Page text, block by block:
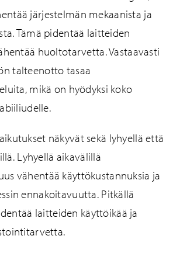
järjestelmän mekaanista ja
Tämä pidentää laitteiden
huoltotarvetta. Vastaavasti
talteenotto tasaa
mikä on hyödyksi koko
näkyvät sekä lyhyellä että
Lyhyellä aikavälillä
vähentää käyttökustannuksia ja
ennakoitavuutta. Pitkällä
laitteiden käyttöikää ja